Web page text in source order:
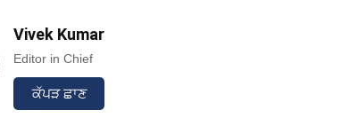
Vivek Kumar
Editor in Chief
ਕੱਪੜ ਛਾਣ